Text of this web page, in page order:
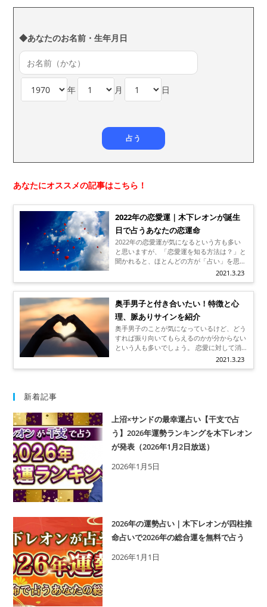
◆あなたのお名前・生年月日
年 月 日
あなたにオススメの記事はこちら！
2022年の恋愛運｜木下レオンが誕生
日で占うあなたの恋運命
2021.3.23
2022年の恋愛運が気になるという方も多い
と思いますが、「恋愛運を知る方法は？」と
聞かれると、ほとんどの方が「占い」を思い
浮かべるのではないでしょうか。 普段はあ
まり占いを意識していないという人でも、恋
愛運を知る方法となるとやっぱり「占い」と
答えるでしょうし、「占い＝恋愛運」といっ
たイメージも強いですよね。 そんな恋愛運
の鑑定で「当たる」と話題になっているのが
木下レオン先生です。 誕生日で2022年の恋
愛運はもちろん、人生のターニングポイント
もズバリ当ててしまうという木下レオン先生
はいったいどんな方なのか。 2022年の恋愛
奥手男子と付き合いたい！特徴と心
理、脈ありサインを紹介
2021.3.23
奥手男子のことが気になっているけど、どう
すれば振り向いてもらえるのかが分からない
という人も多いでしょう。 恋愛に対して消
極的な奥手男子は好きな女性がいても自分か
ら告白はしないし、アプローチもかけようと
してくださいね！
新着記事
上沼×サンドの最幸運占い【干支で占
う】2026年運勢ランキングを木下レオン
が発表（2026年1月2日放送）
2026年1月5日
2026年の運勢占い｜木下レオンが四柱推
命占いで2026年の総合運を無料で占う
2026年1月1日